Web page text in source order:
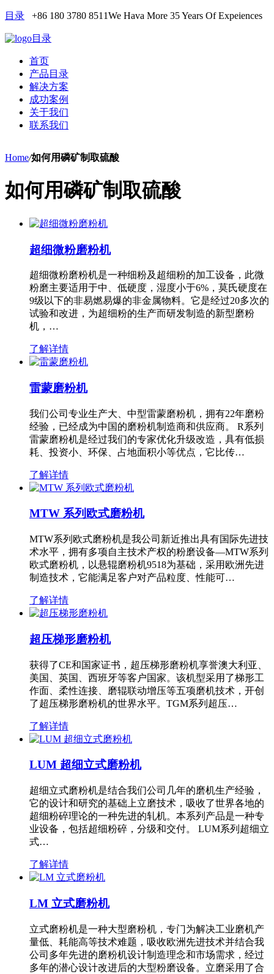
目录 +86 180 3780 8511We Hava More 35 Years Of Expeiences
目录
首页
产品目录
解决方案
成功案例
关于我们
联系我们
Home/如何用磷矿制取硫酸
如何用磷矿制取硫酸
超细微粉磨粉机
超细微粉磨粉机是一种细粉及超细粉的加工设备，此微
粉磨主要适用于中、低硬度，湿度小于6%，莫氏硬度在
9级以下的非易燃易爆的非金属物料。它是经过20多次的
试验和改进，为超细粉的生产而研发制造的新型磨粉
机，…
了解详情
雷蒙磨粉机
我们公司专业生产大、中型雷蒙磨粉机，拥有22年磨粉
经验，已经成为中国的磨粉机制造商和供应商。 R系列
雷蒙磨粉机是经过我们的专家优化升级改造，具有低损
耗、投资小、环保、占地面积小等优点，它比传…
了解详情
MTW 系列欧式磨粉机
MTW系列欧式磨粉机是我公司新近推出具有国际先进技
术水平，拥有多项自主技术产权的粉磨设备—MTW系列
欧式磨粉机，以悬辊磨粉机9518为基础，采用欧洲先进
制造技术，它能满足客户对产品粒度、性能可…
了解详情
超压梯形磨粉机
获得了CE和国家证书，超压梯形磨粉机享誉澳大利亚、
美国、英国、西班牙等客户国家。该机型采用了梯形工
作面、柔性连接、磨辊联动增压等五项磨机技术，开创
了超压梯形磨粉机的世界水平。TGM系列超压…
了解详情
LUM 超细立式磨粉机
超细立式磨粉机是结合我们公司几年的磨机生产经验，
它的设计和研究的基础上立磨技术，吸收了世界各地的
超细粉碎理论的一种先进的轧机。本系列产品是一种专
业设备，包括超细粉碎，分级和交付。 LUM系列超细立
式…
了解详情
LM 立式磨粉机
立式磨粉机是一种大型磨粉机，专门为解决工业磨机产
量低、耗能高等技术难题，吸收欧洲先进技术并结合我
公司多年先进的磨粉机设计制造理念和市场需求，经过
多年的潜心设计改进后的大型粉磨设备。立磨采用了合